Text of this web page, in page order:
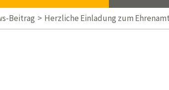
Beitrag Herzliche Einladung zum